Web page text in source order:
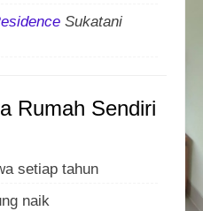
Sukatani
Rumah Sendiri
setiap tahun
naik